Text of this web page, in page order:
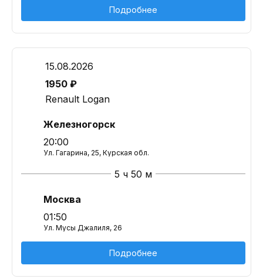
Подробнее
15.08.2026
1950 ₽
Renault Logan
Железногорск
20:00
Ул. Гагарина, 25, Курская обл.
5 ч 50 м
Москва
01:50
Ул. Мусы Джалиля, 26
Подробнее